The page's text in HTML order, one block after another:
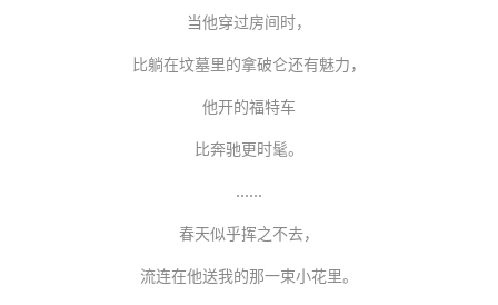
当他穿过房间时，
比躺在坟墓里的拿破仑还有魅力，
他开的福特车
比奔驰更时髦。
……
春天似乎挥之不去，
流连在他送我的那一束小花里。